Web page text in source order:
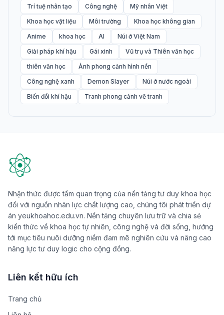
Trí tuệ nhân tạo Công nghệ
Mỹ nhân Việt
Khoa học vật liệu
Môi trường
Khoa học không gian
Anime
khoa học AI
Núi ở Việt Nam
Giải pháp khí hậu
Gái xinh
Vũ trụ và Thiên văn học
thiên văn học
Ảnh phong cảnh hình nền
Công nghệ xanh
Demon Slayer
Núi ở nước ngoài
Biến đổi khí hậu
Tranh phong cảnh vẽ tranh
Nhận thức được tầm quan trọng của nền tảng tư duy khoa học
đối với nguồn nhân lực chất lượng cao, chúng tôi phát triển dự
án yeukhoahoc.edu.vn. Nền tảng chuyên lưu trữ và chia sẻ
kiến thức về khoa học tự nhiên, công nghệ và đời sống, hướng
tới mục tiêu nuôi dưỡng niềm đam mê nghiên cứu và nâng cao
năng lực tư duy logic cho cộng đồng.
Liên kết hữu ích
Trang chủ